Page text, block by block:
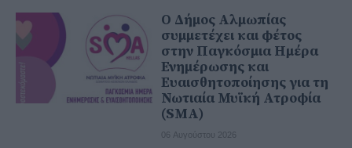
Ο Δήμος Αλμωπίας
συμμετέχει και φέτος
στην Παγκόσμια Ημέρα
Ενημέρωσης και
Ευαισθητοποίησης για τη
Νωτιαία Μυϊκή Ατροφία
(SMA)
06 Αυγούστου 2026